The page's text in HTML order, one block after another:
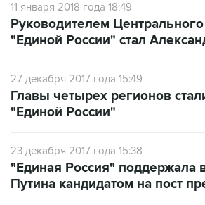
11 января 2018 года 18:49
Руководителем
"Единой России" стал
27 декабря 2017 года 15:49
Главы четырех регионов
"Единой России"
23 декабря 2017 года 15:38
"Единая Россия" поддержала
Путина кандидатом на пост